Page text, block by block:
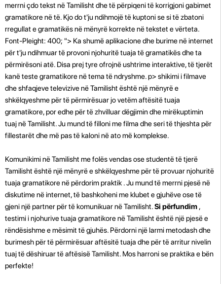
merrni çdo tekst në Tamilisht dhe të përpiqeni të korrigjoni gabimet
gramatikore në të. Kjo do t'ju ndihmojë të kuptoni se si të zbatoni
rregullat e gramatikës në mënyrë korrekte në tekstet e vërteta.
Font-Pleight: 400; "> Ka shumë aplikacione dhe burime në internet
për t'ju ndihmuar të provoni njohuritë tuaja të gramatikës dhe ta
përmirësoni atë. Disa prej tyre ofrojnë ushtrime interaktive, të tjerët
kanë teste gramatikore në tema të ndryshme. p> shikimi i filmave
dhe shfaqjeve televizive në Tamilisht është një mënyrë e
shkëlqyeshme për të përmirësuar jo vetëm aftësitë tuaja
gramatikore, por edhe për të zhvilluar dëgjimin dhe mirëkuptimin
tuaj në Tamilisht. Ju mund të filloni me filma dhe seri të thjeshta për
fillestarët dhe më pas të kaloni në ato më komplekse.
Komunikimi në Tamilisht me folës vendas ose studentë të tjerë
Tamilisht është një mënyrë e shkëlqyeshme për të provuar njohuritë
tuaja gramatikore në përdorim praktik . Ju mund të merrni pjesë në
diskutime në internet, të bashkoheni me klubet e gjuhëve ose të
gjeni një partner për të komunikuar në Tamilisht.Si përfundim ,
testimi i njohurive tuaja gramatikore në Tamilisht është një pjesë e
rëndësishme e mësimit të gjuhës. Përdorni një larmi metodash dhe
burimesh për të përmirësuar aftësitë tuaja dhe për të arritur nivelin
tuaj të dëshiruar të aftësisë Tamilisht. Mos harroni se praktika e bën
perfekte!